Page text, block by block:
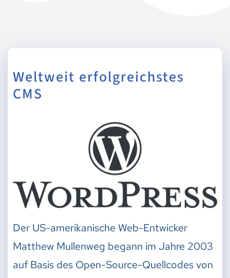
Weltweit erfolgreichstes
CMS
Der US-amerikanische Web-Entwicker
Matthew Mullenweg begann im Jahre 2003
auf Basis des Open-Source-Quellcodes von